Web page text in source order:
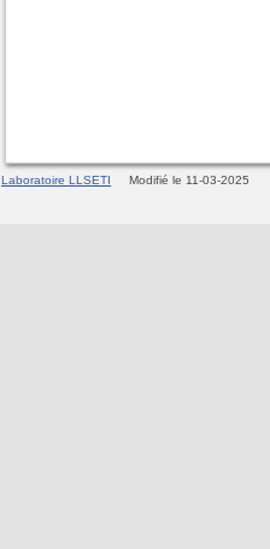
Laboratoire LLSETI Modifié le 11-03-